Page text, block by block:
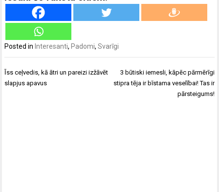
Posted in Interesanti, Padomi,Svarīgi
Ziņu
izvēlne
Īss ceļvedis, kā ātri un pareizi izžāvēt
slapjus apavus
3 būtiski iemesli, kāpēc pārmērīgi
stipra tēja ir bīstama veselībai! Tas ir
pārsteigums!